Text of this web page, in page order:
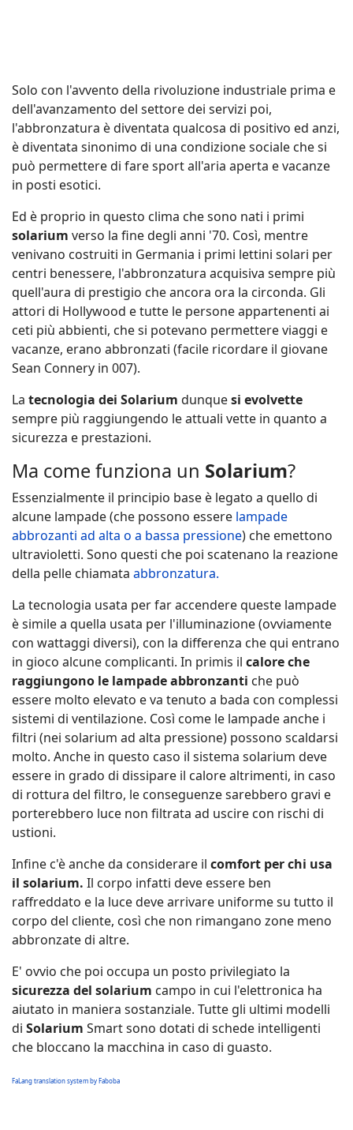
Solo con l'avvento della rivoluzione industriale prima e
dell'avanzamento del settore dei servizi poi,
l'abbronzatura è diventata qualcosa di positivo ed anzi,
è diventata sinonimo di una condizione sociale che si
può permettere di fare sport all'aria aperta e vacanze
in posti esotici.
Ed è proprio in questo clima che sono nati i primi
solarium verso la fine degli anni '70. Così, mentre
venivano costruiti in Germania i primi lettini solari per
centri benessere, l'abbronzatura acquisiva sempre più
quell'aura di prestigio che ancora ora la circonda. Gli
attori di Hollywood e tutte le persone appartenenti ai
ceti più abbienti, che si potevano permettere viaggi e
vacanze, erano abbronzati (facile ricordare il giovane
Sean Connery in 007).
La tecnologia dei Solarium dunquesi evolvette
sempre più raggiungendo le attuali vette in quanto a
sicurezza e prestazioni.
Ma come funziona un Solarium?
Essenzialmente il principio base è legato a quello di
alcune lampade (che possono essere lampade
abbrozanti ad alta o a bassa pressione) che emettono
ultravioletti. Sono questi che poi scatenano la reazione
della pelle chiamata abbronzatura.
La tecnologia usata per far accendere queste lampade
è simile a quella usata per l'illuminazione (ovviamente
con wattaggi diversi), con la differenza che qui entrano
in gioco alcune complicanti. In primis il calore che
raggiungono le lampade abbronzanti che può
essere molto elevato e va tenuto a bada con complessi
sistemi di ventilazione. Così come le lampade anche i
filtri (nei solarium ad alta pressione) possono scaldarsi
molto. Anche in questo caso il sistema solarium deve
essere in grado di dissipare il calore altrimenti, in caso
di rottura del filtro, le conseguenze sarebbero gravi e
porterebbero luce non filtrata ad uscire con rischi di
ustioni.
Infine c'è anche da considerare il comfort per chi usa
il solarium. Il corpo infatti deve essere ben
raffreddato e la luce deve arrivare uniforme su tutto il
corpo del cliente, così che non rimangano zone meno
abbronzate di altre.
E' ovvio che poi occupa un posto privilegiato la
sicurezza del solarium campo in cui l'elettronica ha
aiutato in maniera sostanziale. Tutte gli ultimi modelli
di Solarium Smart sono dotati di schede intelligenti
che bloccano la macchina in caso di guasto.
FaLang translation system by Faboba